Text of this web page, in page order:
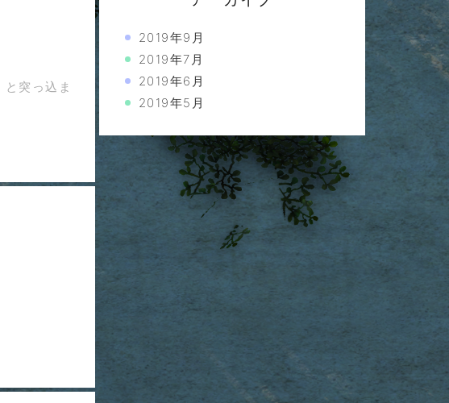
突っ込ま
2019年9月
2019年7月
2019年6月
2019年5月